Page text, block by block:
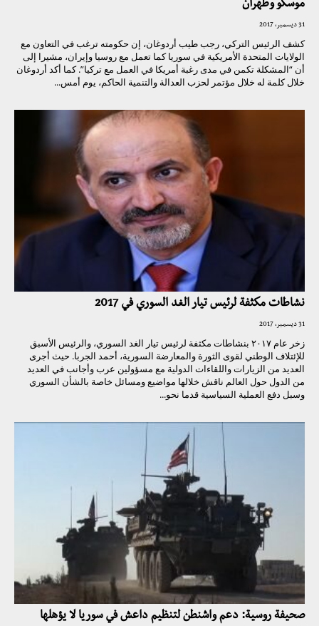
موسكو وطهران
31 ديسمبر، 2017
كشف الرئيس التركي، رجب طيب أردوغان، إن حكومته ترغب في التعاون مع
الولايات المتحدة الأمريكية في سوريا كما تعمل مع روسيا وإيران، مشيرا إلى
أن “المشكلة تكمن في مدى رغبة أمريكا في العمل مع تركيا”. كما أكد أردوغان
خلال كلمة له خلال مؤتمر لحزب العدالة والتنمية الحاكم، يوم أمس...
نشاطات مكثفة لرئيس تيار الغد السوري في 2017
31 ديسمبر، 2017
زخر عام ٢٠١٧ بنشاطات مكثفة لرئيس تيار الغد السوري، والرئيس الأسبق
للإئتلاف الوطني لقوى الثورة والمعارضة السورية، أحمد الجربا. حيث أجرى
العديد من الزيارات واللقاءات الدولية مع مسؤولين عرب وأجانب في العديد
من الدول حول العالم ناقش خلالها مواضيع ومسائل خاصة بالشأن السوري
وسبل دفع العملية السياسية قدما نحو...
صحيفة روسية: دعم واشنطن لتنظيم داعش في سوريا لا يؤهلها